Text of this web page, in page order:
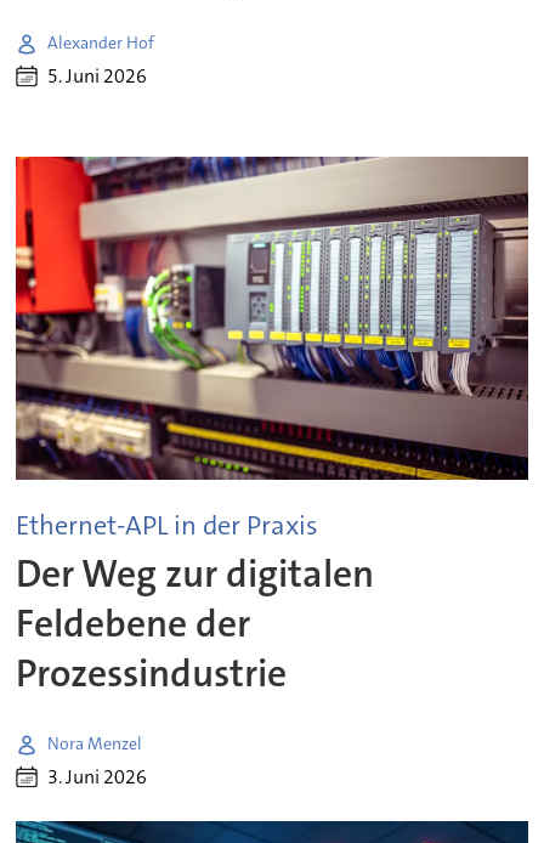
Alexander Hof
5. Juni 2026
Ethernet-APL in der Praxis
Der Weg zur digitalen
Feldebene der
Prozessindustrie
Nora Menzel
3. Juni 2026